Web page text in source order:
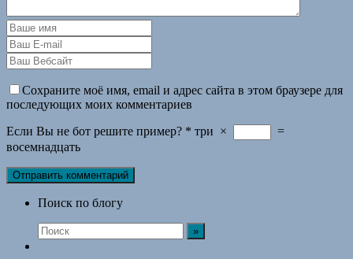
Сохраните моё имя, email и адрес сайта в этом браузере для
последующих моих комментариев
Если Вы не бот решите пример? * три ×
=
восемнадцать
Поиск по блогу